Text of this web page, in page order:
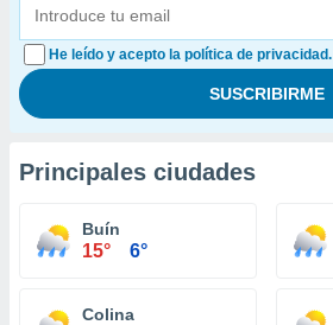
He leído y acepto la política de privacidad.
Principales ciudades
Buín
15° 6°
Colina